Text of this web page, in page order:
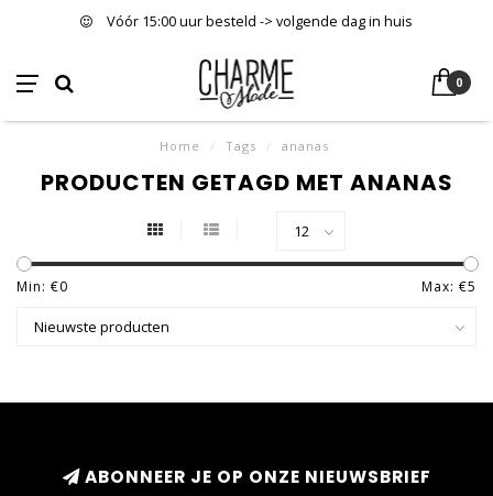
Vóór 15:00 uur besteld -> volgende dag in huis
0
Home / Tags / ananas
PRODUCTEN GETAGD MET ANANAS
Min: €0 Max: €5
ABONNEER JE OP ONZE NIEUWSBRIEF